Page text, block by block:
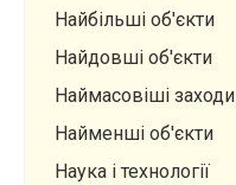
Найбільші об'єкти
Найдовші об'єкти
Наймасовіші заходи
Найменші об'єкти
Наука і технології